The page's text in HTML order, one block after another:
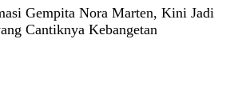
Gempita Nora Marten, Kini Jadi
Cantiknya Kebangetan